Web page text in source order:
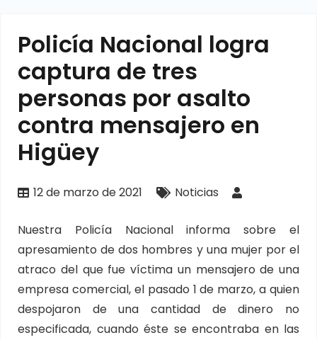
Policía Nacional logra
captura de tres
personas por asalto
contra mensajero en
Higüey
12 de marzo de 2021 Noticias
Nuestra Policía Nacional informa sobre el
apresamiento de dos hombres y una mujer por el
atraco del que fue víctima un mensajero de una
empresa comercial, el pasado 1 de marzo, a quien
despojaron de una cantidad de dinero no
especificada, cuando éste se encontraba en las